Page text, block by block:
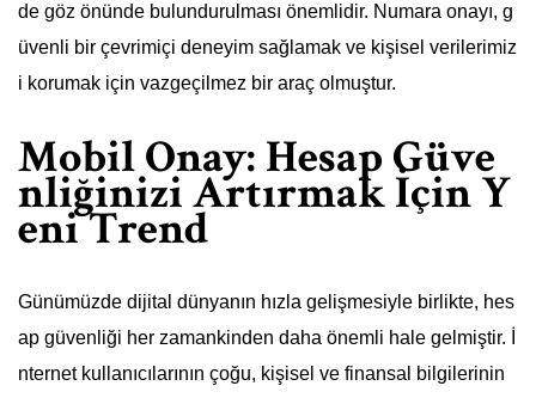
de göz önünde bulundurulması önemlidir. Numara onayı, g
üvenli bir çevrimiçi deneyim sağlamak ve kişisel verilerimiz
i korumak için vazgeçilmez bir araç olmuştur.
Mobil Onay: Hesap Güve
nliğinizi Artırmak İçin Y
eni Trend
Günümüzde dijital dünyanın hızla gelişmesiyle birlikte, hes
ap güvenliği her zamankinden daha önemli hale gelmiştir. İ
nternet kullanıcılarının çoğu, kişisel ve finansal bilgilerinin